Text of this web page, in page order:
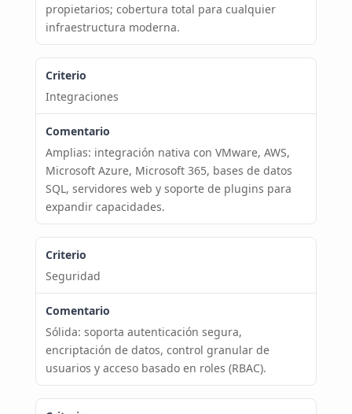
propietarios; cobertura total para cualquier
infraestructura moderna.
Integraciones
Amplias: integración nativa con VMware, AWS,
Microsoft Azure, Microsoft 365, bases de datos
SQL, servidores web y soporte de plugins para
expandir capacidades.
Seguridad
Sólida: soporta autenticación segura,
encriptación de datos, control granular de
usuarios y acceso basado en roles (RBAC).